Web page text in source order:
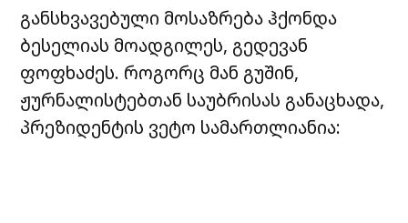
განსხვავებული მოსაზრება ჰქონდა
ბესელიას მოადგილეს, გედევან
ფოფხაძეს. როგორც მან გუშინ,
ჟურნალისტებთან საუბრისას განაცხადა,
პრეზიდენტის ვეტო სამართლიანია: